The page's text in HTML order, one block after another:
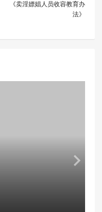
《卖淫嫖娼人员收容教育办
法》